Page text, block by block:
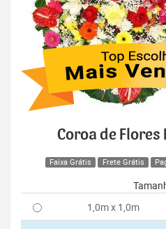
Coroa de
Faixa Grátis Frete Grátis
1,0m x 1,0m